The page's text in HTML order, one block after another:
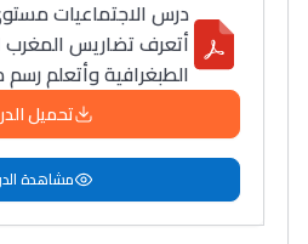
درس الاجتماعيات
أتعرف تضاريس المغرب
الطبغرافية وأتعلم
تحميل
مشاهدة